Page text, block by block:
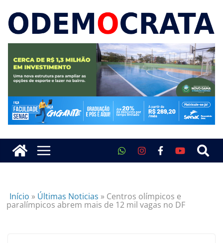
Início » Últimas Noticias » Centros olímpicos e
paralímpicos abrem mais de 12 mil vagas no DF